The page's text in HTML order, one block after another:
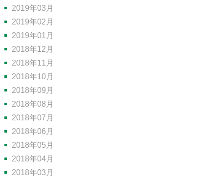
2019年03月
2019年02月
2019年01月
2018年12月
2018年11月
2018年10月
2018年09月
2018年08月
2018年07月
2018年06月
2018年05月
2018年04月
2018年03月